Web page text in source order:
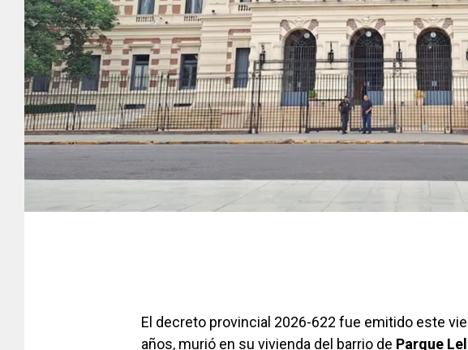
El decreto provincial 2026-622 fue emitido este
años, murió en su vivienda del barrio de Parque